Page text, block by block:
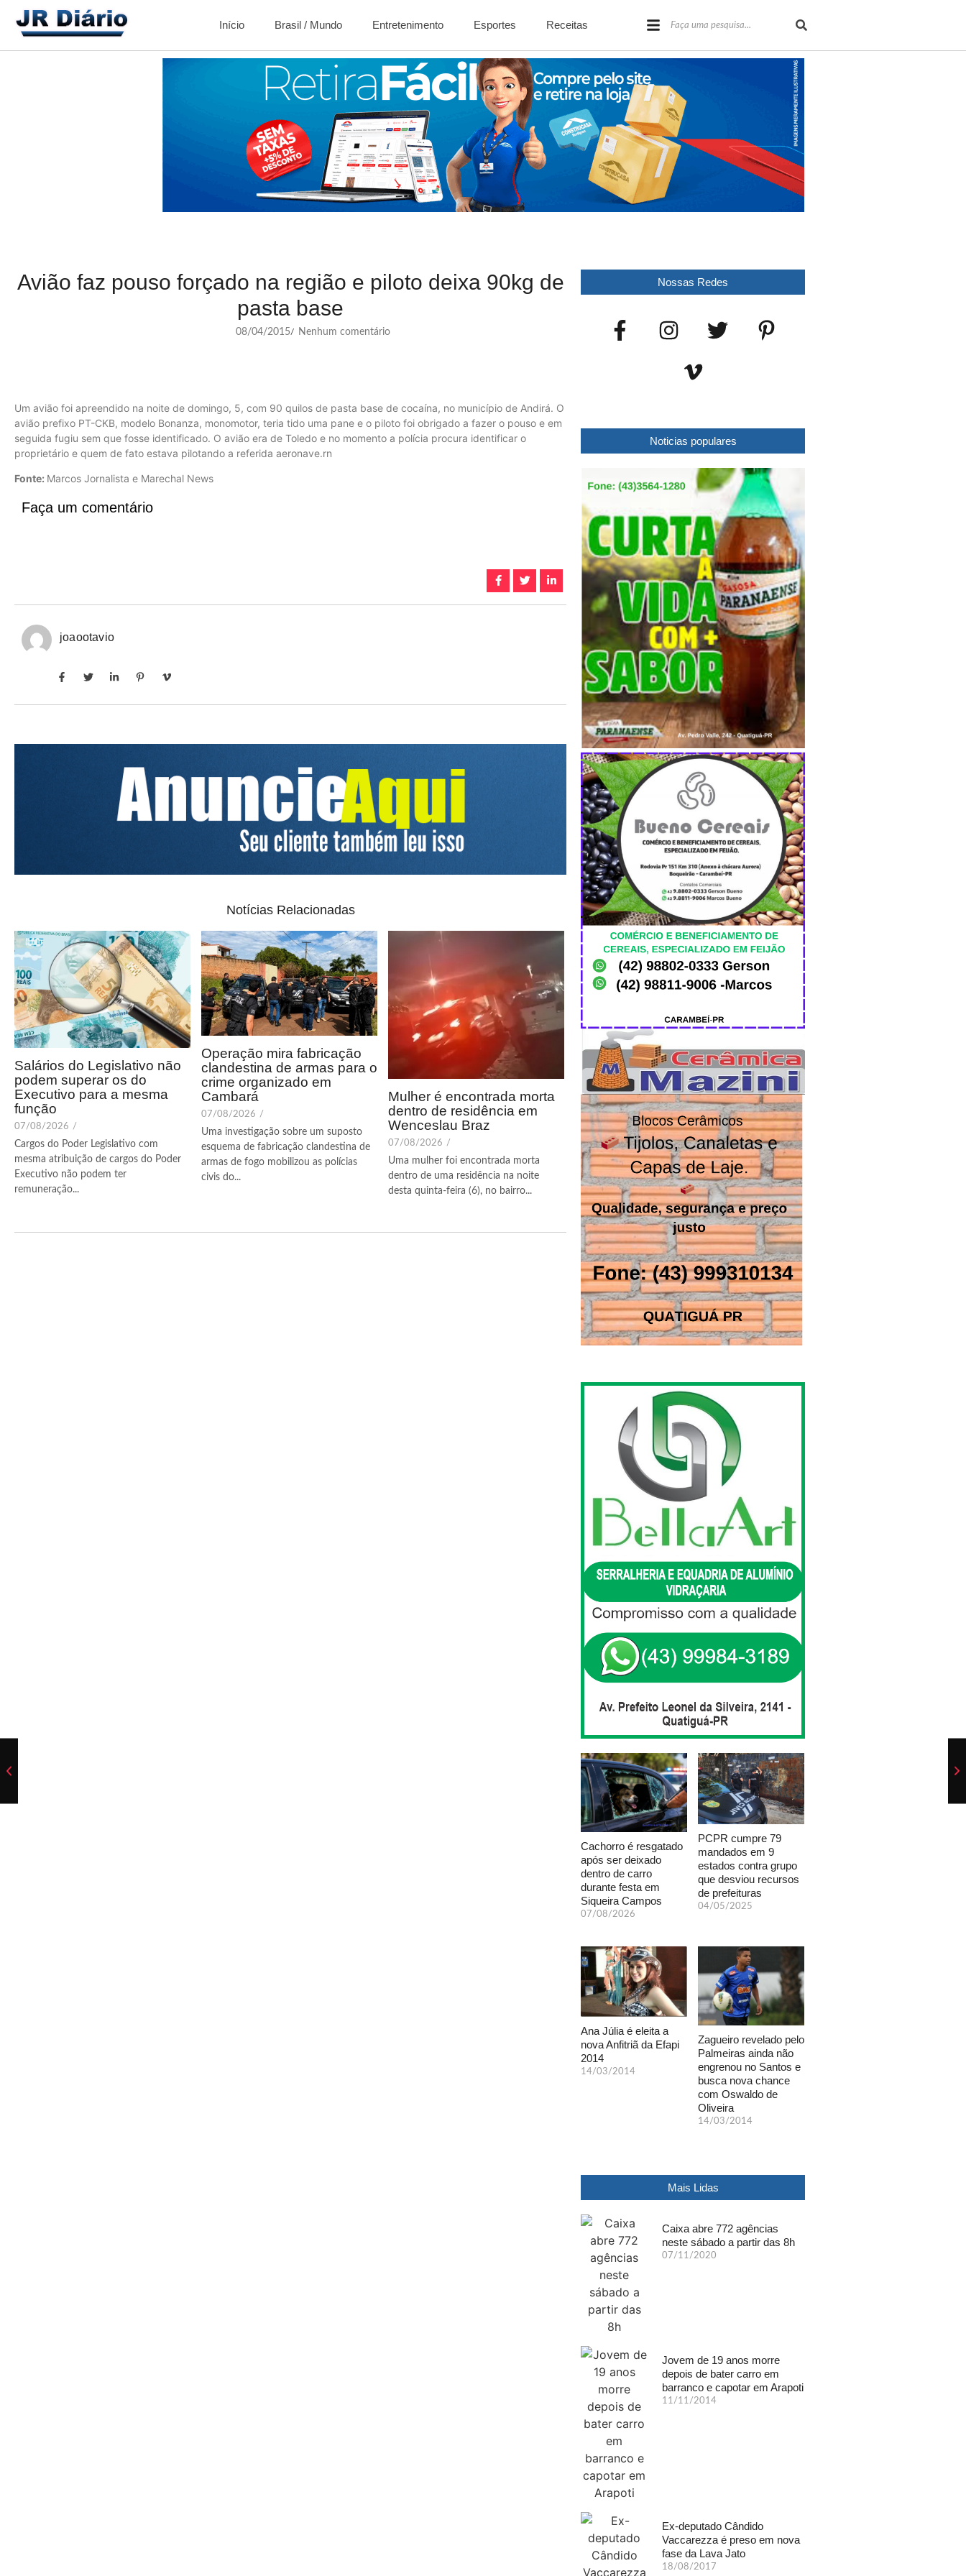
Início Brasil / Mundo Entretenimento Esportes Receitas
Avião faz pouso forçado na região e piloto deixa 90kg de
pasta base
08/04/2015/ Nenhum comentário
Um avião foi apreendido na noite de domingo, 5, com 90 quilos de pasta base de cocaína, no município de Andirá. O
avião prefixo PT-CKB, modelo Bonanza, monomotor, teria tido uma pane e o piloto foi obrigado a fazer o pouso e em
seguida fugiu sem que fosse identificado. O avião era de Toledo e no momento a polícia procura identificar o
proprietário e quem de fato estava pilotando a referida aeronave.rn
Fonte: Marcos Jornalista e Marechal News
Faça um comentário
joaootavio
Notícias Relacionadas
Salários do Legislativo não
podem superar os do
Executivo para a mesma
função
07/08/2026 /
Cargos do Poder Legislativo com
mesma atribuição de cargos do Poder
Executivo não podem ter
remuneração...
Operação mira fabricação
clandestina de armas para o
crime organizado em
Cambará
07/08/2026 /
Uma investigação sobre um suposto
esquema de fabricação clandestina de
armas de fogo mobilizou as polícias
civis do...
Mulher é encontrada morta
dentro de residência em
Wenceslau Braz
07/08/2026 /
Uma mulher foi encontrada morta
dentro de uma residência na noite
desta quinta-feira (6), no bairro...
Nossas Redes
Noticias populares
Cachorro é resgatado
após ser deixado
dentro de carro
durante festa em
Siqueira Campos
07/08/2026
PCPR cumpre 79
mandados em 9
estados contra grupo
que desviou recursos
de prefeituras
04/05/2025
Ana Júlia é eleita a
nova Anfitriã da Efapi
2014
14/03/2014
Zagueiro revelado pelo
Palmeiras ainda não
engrenou no Santos e
busca nova chance
com Oswaldo de
Oliveira
14/03/2014
Mais Lidas
Caixa abre 772 agências
neste sábado a partir das 8h
07/11/2020
Jovem de 19 anos morre
depois de bater carro em
barranco e capotar em Arapoti
11/11/2014
Ex-deputado Cândido
Vaccarezza é preso em nova
fase da Lava Jato
18/08/2017